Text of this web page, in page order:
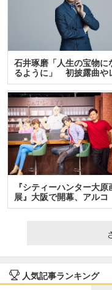
石井琢磨「人生の宝物に
るように」 初披露曲や
ア…
『シティーハンター大原
展』大阪で開幕、アルコ
＆…
人気記事ランキング